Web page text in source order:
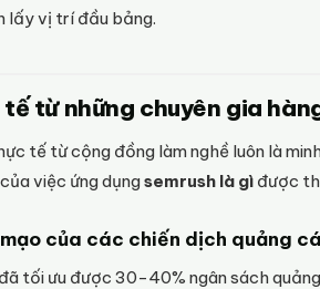
lấy vị trí đầu bảng.
từ những chuyên gia
tế từ cộng đồng làm nghề luôn là
việc ứng dụngsemrush là gì được
của các chiến dịch quảng
tối ưu được 30-40% ngân sách